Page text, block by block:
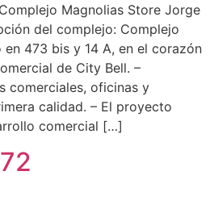
Magnolias Store Jorge
del complejo: Complejo
473 bis y 14 A, en el corazón
de City Bell. –
comerciales, oficinas y
calidad. – El proyecto
comercial […]